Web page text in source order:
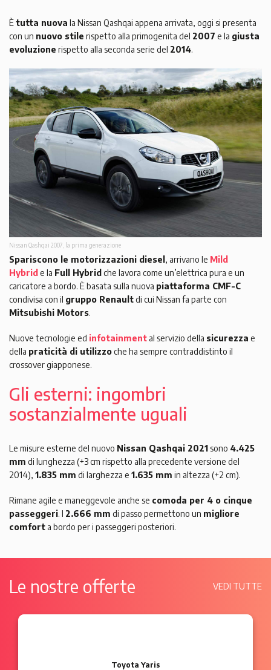
Ètutta nuova la Nissan Qashqai appena arrivata, oggi si presenta
con un nuovo stile rispetto alla primogenita del 2007 e la giusta
evoluzione rispetto alla seconda serie del 2014.
Nissan Qashqai 2007, la prima generazione
Spariscono le motorizzazioni diesel , arrivano le Mild
Hybrid e la Full Hybrid che lavora come un’elettrica pura e un
caricatore a bordo. È basata sulla nuova piattaforma CMF-C
condivisa con il gruppo Renaultdi cui Nissan fa parte con
Mitsubishi Motors.
Nuove tecnologie ed infotainment al servizio della sicurezza e
della praticità di utilizzoche ha sempre contraddistinto il
crossover giapponese.
Gli esterni: ingombri
sostanzialmente uguali
Le misure esterne del nuovo Nissan Qashqai 2021sono 4.425
mm di lunghezza (+3 cm rispetto alla precedente versione del
2014), 1.835 mm di larghezza e 1.635 mm in altezza (+2 cm).
Rimane agile e maneggevole anche se comoda per 4 o cinque
passeggeri. I 2.666 mm di passo permettono un migliore
comfort a bordo per i passeggeri posteriori.
Le nostre offerte VEDI TUTTE
Ford Ka